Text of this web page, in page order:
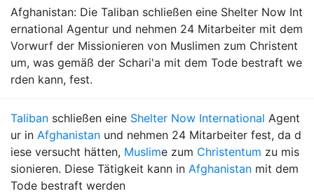
Afghanistan: Die Taliban schließen eine Shelter Now Int
ernational Agentur und nehmen 24 Mitarbeiter mit dem
Vorwurf der Missionieren von Muslimen zum Christent
um, was gemäß der Schari'a mit dem Tode bestraft we
rden kann, fest.
Taliban schließen eine Shelter Now International Agent
ur in Afghanistan und nehmen 24 Mitarbeiter fest, da d
iese versucht hätten, Muslime zum Christentum zu mis
sionieren. Diese Tätigkeit kann in Afghanistan mit dem
Tode bestraft werden